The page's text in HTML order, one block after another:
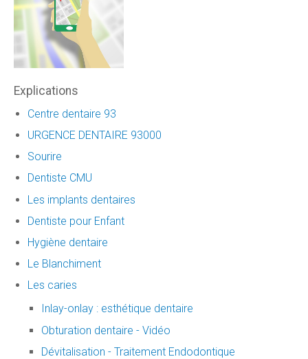
Explications
Centre dentaire 93
URGENCE DENTAIRE 93000
Sourire
Dentiste CMU
Les implants dentaires
Dentiste pour Enfant
Hygiène dentaire
Le Blanchiment
Les caries
Inlay-onlay : esthétique dentaire
Obturation dentaire - Vidéo
Dévitalisation - Traitement Endodontique